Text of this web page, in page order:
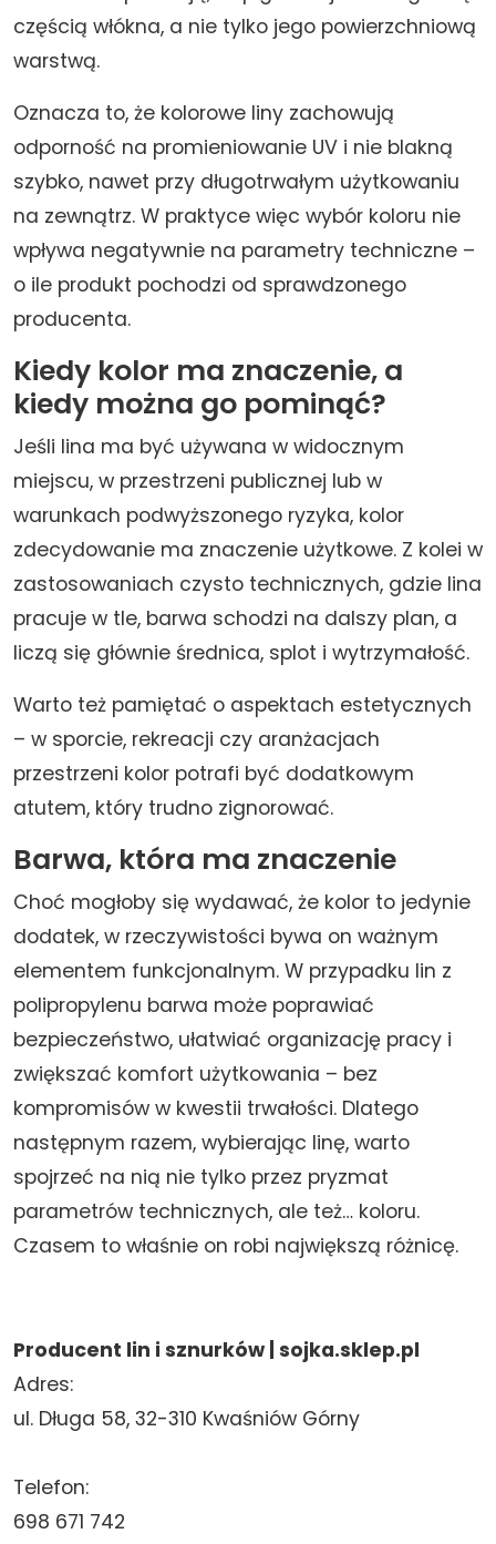
częścią włókna, a nie tylko jego powierzchniową
warstwą.
Oznacza to, że kolorowe liny zachowują
odporność na promieniowanie UV i nie blakną
szybko, nawet przy długotrwałym użytkowaniu
na zewnątrz. W praktyce więc wybór koloru nie
wpływa negatywnie na parametry techniczne –
o ile produkt pochodzi od sprawdzonego
producenta.
Kiedy kolor ma znaczenie, a
kiedy można go pominąć?
Jeśli lina ma być używana w widocznym
miejscu, w przestrzeni publicznej lub w
warunkach podwyższonego ryzyka, kolor
zdecydowanie ma znaczenie użytkowe. Z kolei w
zastosowaniach czysto technicznych, gdzie lina
pracuje w tle, barwa schodzi na dalszy plan, a
liczą się głównie średnica, splot i wytrzymałość.
Warto też pamiętać o aspektach estetycznych
– w sporcie, rekreacji czy aranżacjach
przestrzeni kolor potrafi być dodatkowym
atutem, który trudno zignorować.
Barwa, która ma znaczenie
Choć mogłoby się wydawać, że kolor to jedynie
dodatek, w rzeczywistości bywa on ważnym
elementem funkcjonalnym. W przypadku lin z
polipropylenu barwa może poprawiać
bezpieczeństwo, ułatwiać organizację pracy i
zwiększać komfort użytkowania – bez
kompromisów w kwestii trwałości. Dlatego
następnym razem, wybierając linę, warto
spojrzeć na nią nie tylko przez pryzmat
parametrów technicznych, ale też… koloru.
Czasem to właśnie on robi największą różnicę.
Producent lin i sznurków | sojka.sklep.pl
Adres:
ul. Długa 58, 32-310 Kwaśniów Górny
Telefon:
698 671 742